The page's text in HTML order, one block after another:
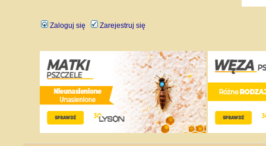
Zaloguj się Zarejestruj się